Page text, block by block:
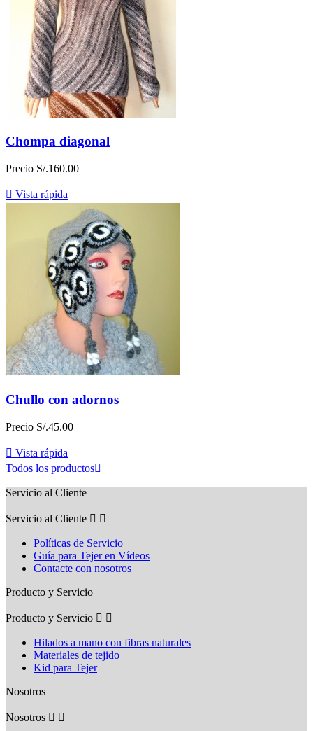
Chompa diagonal
Precio S/.160.00
 Vista rápida
Chullo con adornos
Precio S/.45.00
 Vista rápida
Todos los productos
Servicio al Cliente
Servicio al Cliente  
Políticas de Servicio
Guía para Tejer en Vídeos
Contacte con nosotros
Producto y Servicio
Producto y Servicio  
Hilados a mano con fibras naturales
Materiales de tejido
Kid para Tejer
Nosotros
Nosotros  